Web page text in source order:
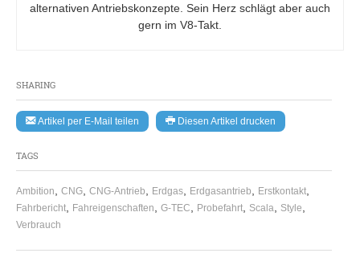
SHARING
Artikel per E-Mail teilen Diesen Artikel drucken
TAGS
Ambition, CNG, CNG-Antrieb, Erdgas, Erdgasantrieb, Erstkontakt,
Fahrbericht, Fahreigenschaften, G-TEC, Probefahrt, Scala, Style,
Verbrauch
alternativen Antriebskonzepte. Sein Herz schlägt aber auch
gern im V8-Takt.